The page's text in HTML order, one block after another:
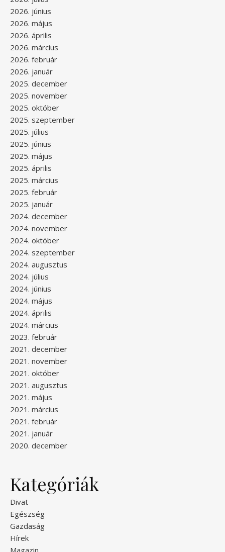
2026. június
2026. május
2026. április
2026. március
2026. február
2026. január
2025. december
2025. november
2025. október
2025. szeptember
2025. július
2025. június
2025. május
2025. április
2025. március
2025. február
2025. január
2024. december
2024. november
2024. október
2024. szeptember
2024. augusztus
2024. július
2024. június
2024. május
2024. április
2024. március
2023. február
2021. december
2021. november
2021. október
2021. augusztus
2021. május
2021. március
2021. február
2021. január
2020. december
Kategóriák
Divat
Egészség
Gazdaság
Hírek
Magazin